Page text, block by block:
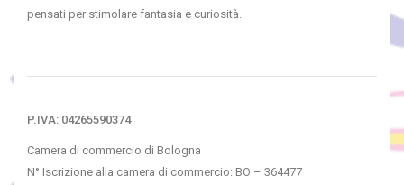
pensati per stimolare fantasia e curiosità.
P.IVA: 04265590374
Camera di commercio di Bologna
N° Iscrizione alla camera di commercio: BO – 364477